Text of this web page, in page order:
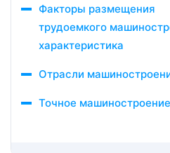
Факторы размещения
трудоемкого
характеристика
Отрасли
Точное машиностроение